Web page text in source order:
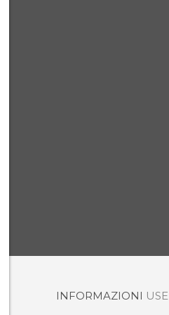
INFORMAZIONI